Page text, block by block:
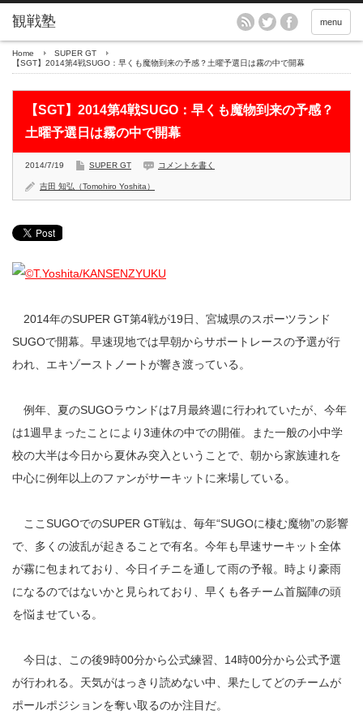
menu
Home
SUPER GT
【SGT】2014第4戦SUGO：早くも魔物到来の予感？土曜予選日は霧の中で開幕
【SGT】2014第4戦SUGO：早くも魔物到来の予感？
土曜予選日は霧の中で開幕
2014/7/19 SUPER GT コメントを書く
吉田 知弘（Tomohiro Yoshita）
2014年のSUPER GT第4戦が19日、宮城県のスポーツランド
SUGOで開幕。早速現地では早朝からサポートレースの予選が行
われ、エキゾーストノートが響き渡っている。
例年、夏のSUGOラウンドは7月最終週に行われていたが、今年
は1週早まったことにより3連休の中での開催。また一般の小中学
校の大半は今日から夏休み突入ということで、朝から家族連れを
中心に例年以上のファンがサーキットに来場している。
ここSUGOでのSUPER GT戦は、毎年“SUGOに棲む魔物”の影響
で、多くの波乱が起きることで有名。今年も早速サーキット全体
が霧に包まれており、今日イチニを通して雨の予報。時より豪雨
になるのではないかと見られており、早くも各チーム首脳陣の頭
を悩ませている。
今日は、この後9時00分から公式練習、14時00分から公式予選
が行われる。天気がはっきり読めない中、果たしてどのチームが
ポールポジションを奪い取るのか注目だ。